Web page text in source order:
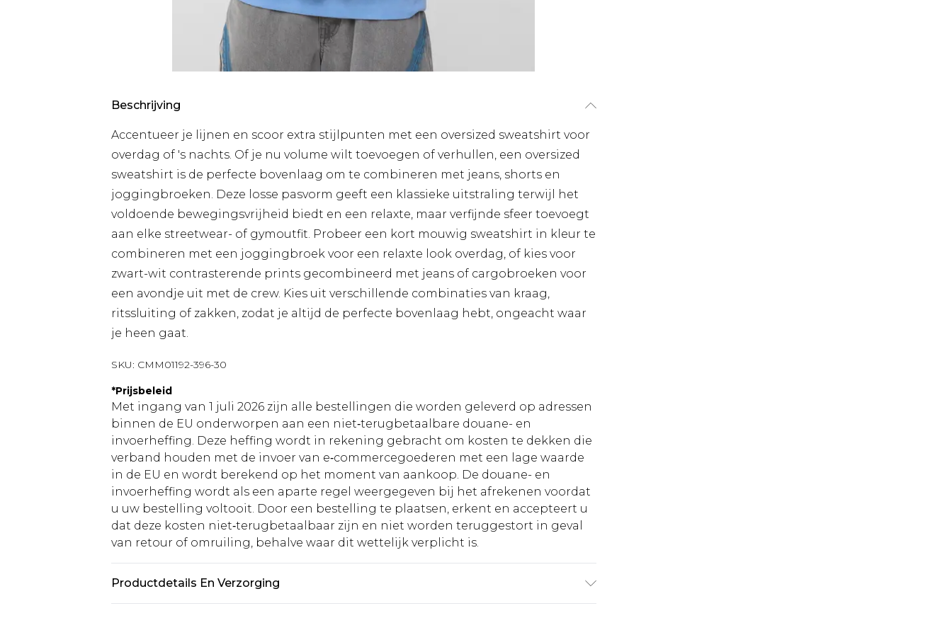
Beschrijving
Accentueer je lijnen en scoor extra stijlpunten met een oversized sweatshirt voor
overdag of 's nachts. Of je nu volume wilt toevoegen of verhullen, een oversized
sweatshirt is de perfecte bovenlaag om te combineren met jeans, shorts en
joggingbroeken. Deze losse pasvorm geeft een klassieke uitstraling terwijl het
voldoende bewegingsvrijheid biedt en een relaxte, maar verfijnde sfeer toevoegt
aan elke streetwear- of gymoutfit. Probeer een kort mouwig sweatshirt in kleur te
combineren met een joggingbroek voor een relaxte look overdag, of kies voor
zwart-wit contrasterende prints gecombineerd met jeans of cargobroeken voor
een avondje uit met de crew. Kies uit verschillende combinaties van kraag,
ritssluiting of zakken, zodat je altijd de perfecte bovenlaag hebt, ongeacht waar
je heen gaat.
SKU: CMM01192-396-30
*Prijsbeleid
Met ingang van 1 juli 2026 zijn alle bestellingen die worden geleverd op adressen
binnen de EU onderworpen aan een niet‑terugbetaalbare douane- en
invoerheffing. Deze heffing wordt in rekening gebracht om kosten te dekken die
verband houden met de invoer van e‑commercegoederen met een lage waarde
in de EU en wordt berekend op het moment van aankoop. De douane- en
invoerheffing wordt als een aparte regel weergegeven bij het afrekenen voordat
u uw bestelling voltooit. Door een bestelling te plaatsen, erkent en accepteert u
dat deze kosten niet‑terugbetaalbaar zijn en niet worden teruggestort in geval
van retour of omruiling, behalve waar dit wettelijk verplicht is.
Productdetails En Verzorging